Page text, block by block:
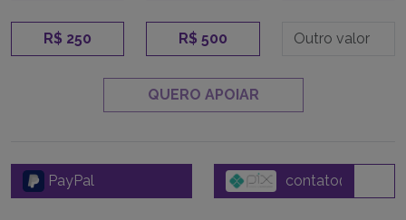
R$ 250 R$ 500
QUERO APOIAR
PayPal